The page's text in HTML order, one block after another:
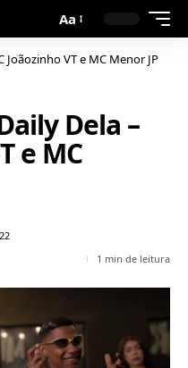
Aa
Joãozinho VT e MC Menor JP
Dela –
e MC
1 min de leitura